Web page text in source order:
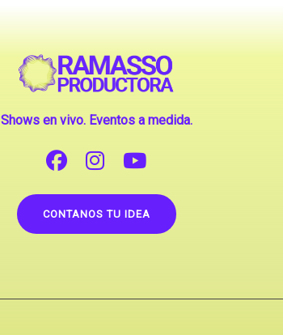
Shows en vivo. Eventos a medida.
CONTANOS TU IDEA